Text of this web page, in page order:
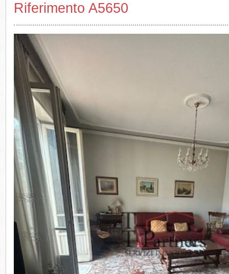
Riferimento A5650